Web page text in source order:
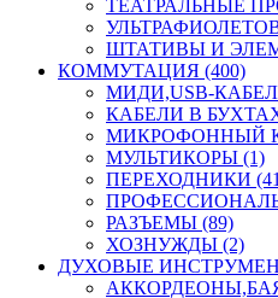
ТЕАТРАЛЬНЫЕ
ШТАТИВЫ И
КОММУТАЦИЯ (400)
МИДИ,USB-
КАБЕЛИ В БУХТАХ
МИКРОФОННЫЙ
МУЛЬТИКОРЫ (1)
ПЕРЕХОДНИКИ
РАЗЪЕМЫ (89)
ХОЗНУЖДЫ (2)
ДУХОВЫЕ